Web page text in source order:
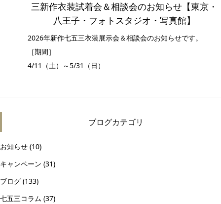
三新作衣装試着会＆相談会のお知らせ【東京・
八王子・フォトスタジオ・写真館】
2026年新作七五三衣装展示会＆相談会のお知らせです。
［期間］
4/11（土）～5/31（日）
ブログカテゴリ
お知らせ (10)
キャンペーン (31)
ブログ (133)
七五三コラム (37)